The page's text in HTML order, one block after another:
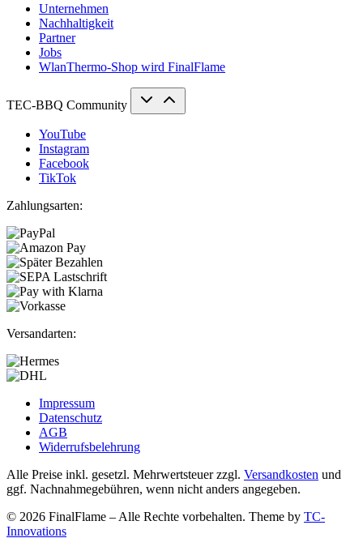
Unternehmen
Nachhaltigkeit
Partner
Jobs
WlanThermo-Shop wird FinalFlame
TEC-BBQ Community
YouTube
Instagram
Facebook
TikTok
Zahlungsarten:
Versandarten:
Impressum
Datenschutz
AGB
Widerrufsbelehrung
Alle Preise inkl. gesetzl. Mehrwertsteuer zzgl. Versandkosten und
ggf. Nachnahmegebühren, wenn nicht anders angegeben.
© 2026 FinalFlame – Alle Rechte vorbehalten. Theme by TC-
Innovations